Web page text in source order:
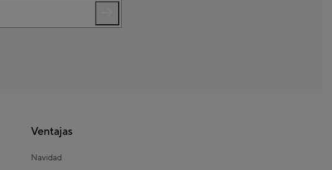
Ventajas
Navidad